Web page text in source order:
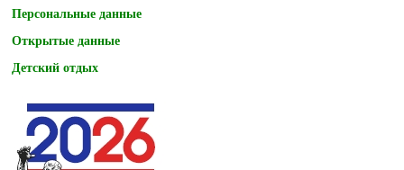
Персональные данные
Открытые данные
Детский отдых